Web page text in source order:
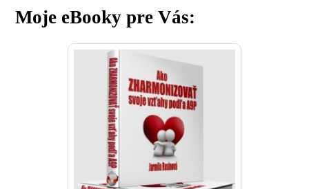
Moje eBooky pre Vás: